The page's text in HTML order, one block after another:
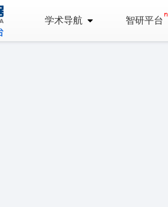
学术导航 智研平台